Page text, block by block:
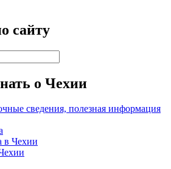
сайту
о Чехии
сведения, полезная информация
в Чехии